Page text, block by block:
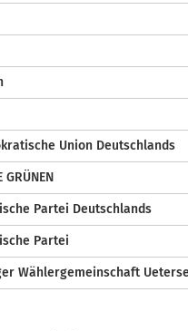
Union Deutschlands
Partei Deutschlands
Partei
Wählergemeinschaft